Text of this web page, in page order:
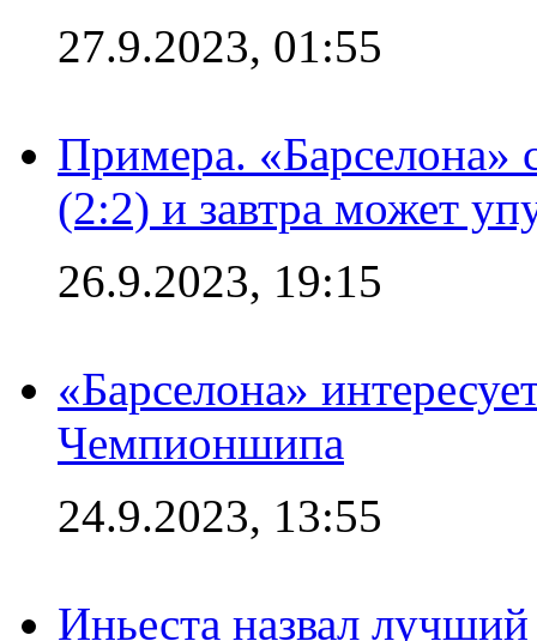
27.9.2023, 01:55
Примера. «Барселона»
(2:2) и завтра может
26.9.2023, 19:15
«Барселона»
Чемпионшипа
24.9.2023, 13:55
Иньеста назвал